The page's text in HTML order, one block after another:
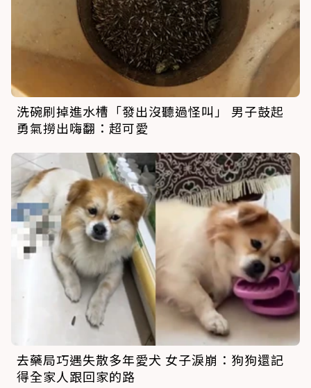
洗碗刷掉進水槽「發出沒聽過怪叫」 男子鼓起
勇氣撈出嗨翻：超可愛
去藥局巧遇失散多年愛犬 女子淚崩：狗狗還記
得全家人跟回家的路